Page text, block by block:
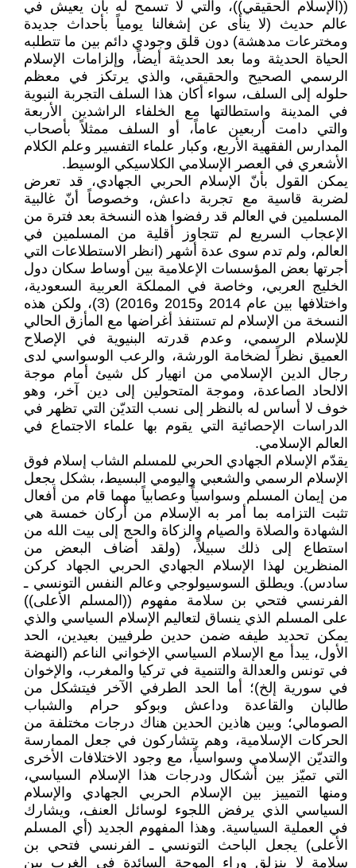
((الإسلام الحقيقي))، والتي لا تسمح له بأن يعيش في
عالم حديث (لا ينأى عن إشغالنا يومياً بأحداث جديدة
ومخترعات مدهشة) دون قلق وجودي دائم بين ما تتطلبه
الحياة الحديثة وما بعد الحديثة أيضاً، وإلزامات الإسلام
الرسمي الصحيح والحقيقي، والذي يرتكز في معظم
حلوله إلى السلف، سواء أكان هذا السلف التجربة النبوية
في المدينة واستطالتها مع الخلفاء الراشدين الأربعة
والتي دامت أربعين عاماً، أو السلف ممثلاً بأصحاب
المدارس الفقهية الأربع، وكبار علماء التفسير وعلم الكلام
الأشعري في العصر الإسلامي الكلاسيكي الوسيط.
يمكن القول بأنّ الإسلام الحربي الجهادي، قد تعرض
لضربة قاسية مع تجربة داعش، وخصوصاً أنّ غالبية
المسلمين في العالم قد رفضوا هذه النسخة بعد فترة من
الإعجاب السريع لم تتجاوز أقلية من المسلمين في
العالم، ولم تدم سوى عدة أشهر (انظر الاستطلاعات التي
أجرتها بعض المؤسسات الإعلامية بين أوساط سكان دول
الخليج العربي، وخاصة في المملكة العربية السعودية،
واختلافها بين عام 2014 و2015 و2016) (3)، ولكن هذه
النسخة من الإسلام لم تستنفذ أغراضها مع المأزق الحالي
للإسلام الرسمي، وعدم قدرته البنيوية في الإصلاح
العميق نظراً لضخامة الورشة، والرعب الوسواسي لدى
رجال الدين الإسلامي من انهيار كل شيئ أمام موجة
الالحاد الصاعدة، وموجة المتحولين إلى دين آخر، وهو
خوف لا أساس له بالنظر إلى نسب التديّن التي تظهر في
الدراسات الإحصائية التي يقوم بها علماء الاجتماع في
العالم الإسلامي.
يقدّم الإسلام الجهادي الحربي للمسلم الشاب إسلام فوق
الإسلام الرسمي والشعبي واليومي البسيط، بشكل يجعل
من إيمان المسلم وسواسياً وعصابياً مهما قام من أفعال
تثبت التزامه بما أمر به الإسلام من أركان خمسة هي
الشهادة والصلاة والصيام والزكاة والحج إلى بيت الله من
استطاع إلى ذلك سبيلاً، (ولقد أضاف البعض من
المنظرين لهذا الإسلام الجهادي الحربي الجهاد كركن
سادس). ويطلق السوسيولوجي وعالم النفس التونسي ـ
الفرنسي فتحي بن سلامة مفهوم ((المسلم الأعلى))
على المسلم الذي ينساق لتعاليم الإسلام السياسي والذي
يمكن تحديد طيفه ضمن حدين طرفيين بعيدين، الحد
الأول، يبدأ مع الإسلام السياسي الإخواني الناعم (النهضة
في تونس والعدالة والتنمية في تركيا والمغرب، والإخوان
في سورية إلخ)؛ أما الحد الطرفي الآخر فيتشكل من
طالبان والقاعدة وداعش وبوكو حرام والشباب
الصومالي؛ وبين هاذين الحدين هناك درجات مختلفة من
الحركات الإسلامية، وهم يتشاركون في جعل الممارسة
والتديّن الإسلامي وسواسياً، مع وجود الاختلافات الأخرى
التي تميّز بين أشكال ودرجات هذا الإسلام السياسي،
ومنها التمييز بين الإسلام الحربي الجهادي والإسلام
السياسي الذي يرفض اللجوء لوسائل العنف، ويشارك
في العملية السياسية. وهذا المفهوم الجديد (أي المسلم
الأعلى) يجعل الباحث التونسي ـ الفرنسي فتحي بن
سلامة لا ينزلق وراء الموجة السائدة في الغرب بين